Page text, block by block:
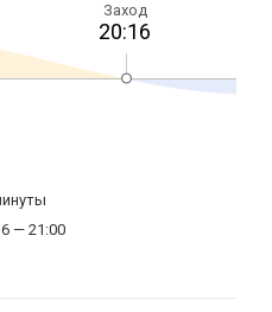
Заход
20:16
— 21:00